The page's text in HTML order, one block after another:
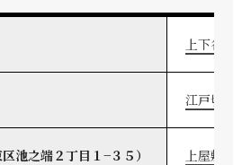
上下谷
江戸切絵
池之端２丁目１−３５） 上屋敷地